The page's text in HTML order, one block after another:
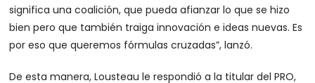
significa una coalición, que pueda afianzar lo que se hizo
bien pero que también traiga innovación e ideas nuevas. Es
por eso que queremos fórmulas cruzadas”, lanzó.
De esta manera, Lousteau le respondió a la titular del PRO,